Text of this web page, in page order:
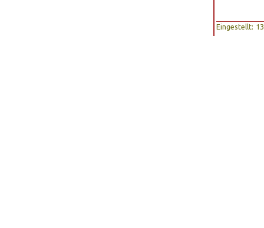
Eingestellt: